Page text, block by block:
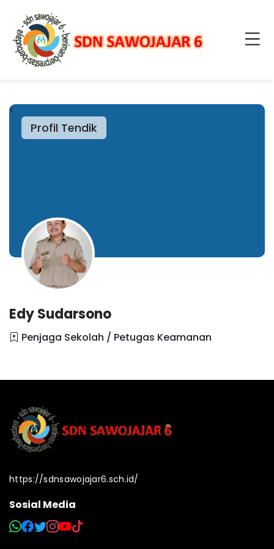
Profil Tendik
<
Edy Sudarsono
Penjaga Sekolah / Petugas Keamanan
https://sdnsawojajar6.sch.id/
Sosial Media